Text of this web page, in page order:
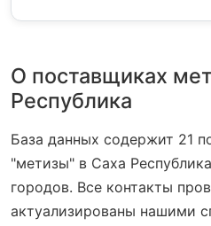
О поставщиках
Республика
База данных содержит 21
"метизы" в Саха
городов. Все контакты
актуализированы нашими